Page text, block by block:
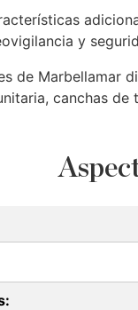
y
de Marbellamar
canchas